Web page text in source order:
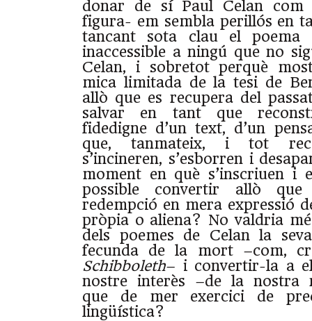
donar de sí Paul Celan
figura- em sembla perillós en
tancant sota clau el poema
inaccessible a ningú que no
Celan, i sobretot perquè
mica limitada de la tesi de
allò que es recupera del
salvar en tant que
fidedigne d’un text, d’un
que, tanmateix, i tot
s’incineren, s’esborren i
moment en què s’inscriuen i
possible convertir allò
redempció en mera expressió
pròpia o aliena? No valdria
dels poemes de Celan la
fecunda de la mort –com,
Schibboleth– i convertir-la a
nostre interès –de la nostra
que de mer exercici de
lingüística?